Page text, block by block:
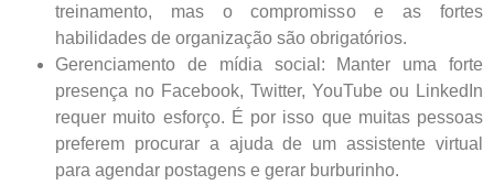
treinamento, mas o compromisso e as fortes
habilidades de organização são obrigatórios.
Gerenciamento de mídia social: Manter uma forte
presença no Facebook, Twitter, YouTube ou LinkedIn
requer muito esforço. É por isso que muitas pessoas
preferem procurar a ajuda de um assistente virtual
para agendar postagens e gerar burburinho.